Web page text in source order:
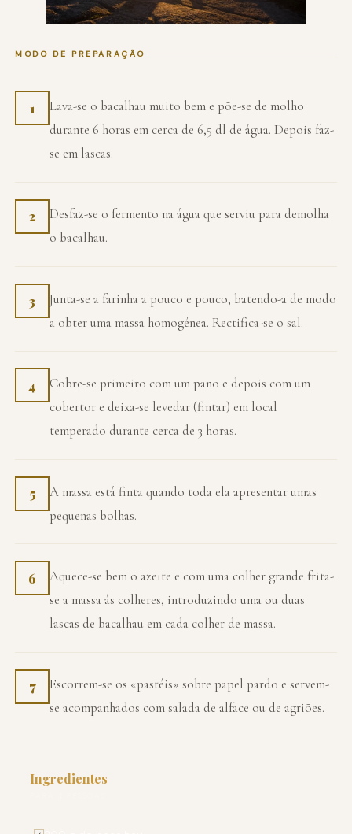
MODO DE PREPARAÇÃO
1
Lava-se o bacalhau muito bem e põe-se de molho
durante 6 horas em cerca de 6,5 dl de água. Depois faz-
se em lascas.
2
Desfaz-se o fermento na água que serviu para demolha
o bacalhau.
3
Junta-se a farinha a pouco e pouco, batendo-a de modo
a obter uma massa homogénea. Rectifica-se o sal.
4
Cobre-se primeiro com um pano e depois com um
cobertor e deixa-se levedar (fintar) em local
temperado durante cerca de 3 horas.
5
A massa está finta quando toda ela apresentar umas
pequenas bolhas.
6
Aquece-se bem o azeite e com uma colher grande frita-
se a massa ás colheres, introduzindo uma ou duas
lascas de bacalhau em cada colher de massa.
7
Escorrem-se os «pastéis» sobre papel pardo e servem-
se acompanhados com salada de alface ou de agriões.
Ingredientes